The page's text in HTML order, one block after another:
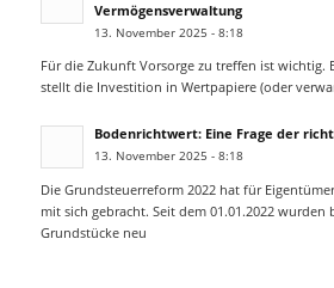
Vermögensverwaltung
13. November 2025 - 8:18
Für die Zukunft Vorsorge zu treffen ist wichtig.
stellt die Investition in Wertpapiere (oder
Bodenrichtwert: Eine Frage der
13. November 2025 - 8:18
Die Grundsteuerreform 2022 hat für
mit sich gebracht. Seit dem 01.01.2022 wurden
Grundstücke neu